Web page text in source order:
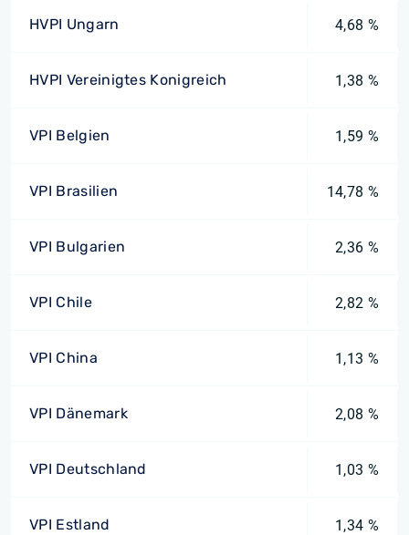
HVPI Ungarn 4,68 %
HVPI Vereinigtes Konigreich 1,38 %
VPI Belgien 1,59 %
VPI Brasilien 14,78 %
VPI Bulgarien 2,36 %
VPI Chile 2,82 %
VPI China 1,13 %
VPI Dänemark 2,08 %
VPI Deutschland 1,03 %
VPI Estland 1,34 %